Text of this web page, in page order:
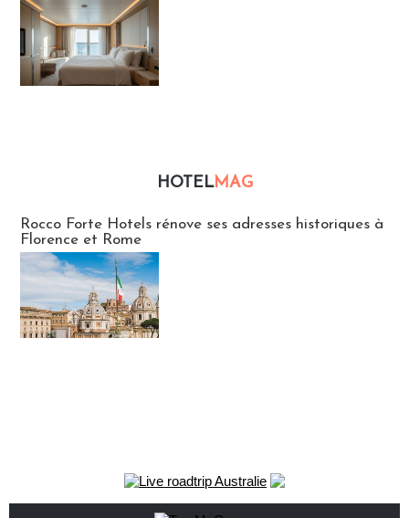
HOTELMAG
Rocco Forte Hotels rénove ses adresses historiques à
Florence et Rome